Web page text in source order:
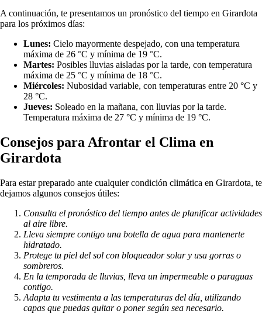
A continuación, te presentamos un pronóstico del tiempo en Girardota
para los próximos días:
Lunes: Cielo mayormente despejado, con una temperatura
máxima de 26 °C y mínima de 19 °C.
Martes: Posibles lluvias aisladas por la tarde, con temperatura
máxima de 25 °C y mínima de 18 °C.
Miércoles: Nubosidad variable, con temperaturas entre 20 °C y
28 °C.
Jueves: Soleado en la mañana, con lluvias por la tarde.
Temperatura máxima de 27 °C y mínima de 19 °C.
Consejos para Afrontar el Clima en
Girardota
Para estar preparado ante cualquier condición climática en Girardota, te
dejamos algunos consejos útiles:
Consulta el pronóstico del tiempo antes de planificar actividades
al aire libre.
Lleva siempre contigo una botella de agua para mantenerte
hidratado.
Protege tu piel del sol con bloqueador solar y usa gorras o
sombreros.
En la temporada de lluvias, lleva un impermeable o paraguas
contigo.
Adapta tu vestimenta a las temperaturas del día, utilizando
capas que puedas quitar o poner según sea necesario.